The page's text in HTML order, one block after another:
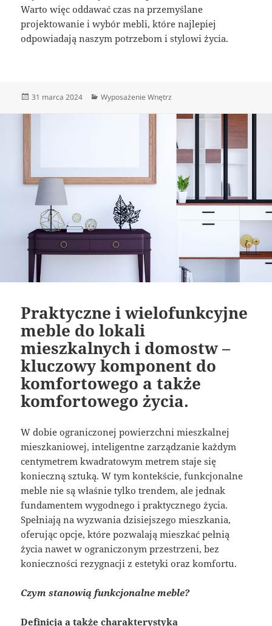
Warto więc oddawać czas na przemyślane
projektowanie i wybór mebli, które najlepiej
odpowiadają naszym potrzebom i stylowi życia.
Data
31 marca 2024 Kategorie
Wyposażenie Wnętrz
Praktyczne i wielofunkcyjne
meble do lokali
mieszkalnych i domostw –
kluczowy komponent do
komfortowego a także
komfortowego życia.
W dobie ograniczonej powierzchni mieszkalnej
mieszkaniowej, inteligentne zarządzanie każdym
centymetrem kwadratowym metrem staje się
konieczną sztuką. W tym kontekście, funkcjonalne
meble nie są właśnie tylko trendem, ale jednak
fundamentem wygodnego i praktycznego życia.
Spełniają na wyzwania dzisiejszego mieszkania,
oferując opcje, które pozwalają mieszkać pełnią
życia nawet w ograniczonym przestrzeni, bez
konieczności rezygnacji z estetyki oraz komfortu.
Czym stanowią funkcjonalne meble?
Definicja a także charakterystyka